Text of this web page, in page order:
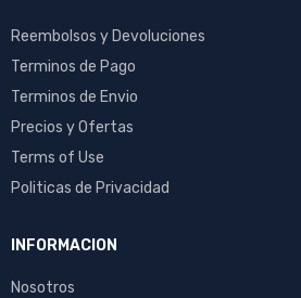
Reembolsos y Devoluciones
Terminos de Pago
Terminos de Envio
Precios y Ofertas
Terms of Use
Politicas de Privacidad
INFORMACION
Nosotros